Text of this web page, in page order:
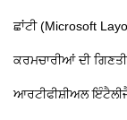
ਛਾਂਟੀ (Microsoft
ਕਰਮਚਾਰੀਆਂ ਦੀ
ਆਰਟੀਫੀਸ਼ੀਅਲ